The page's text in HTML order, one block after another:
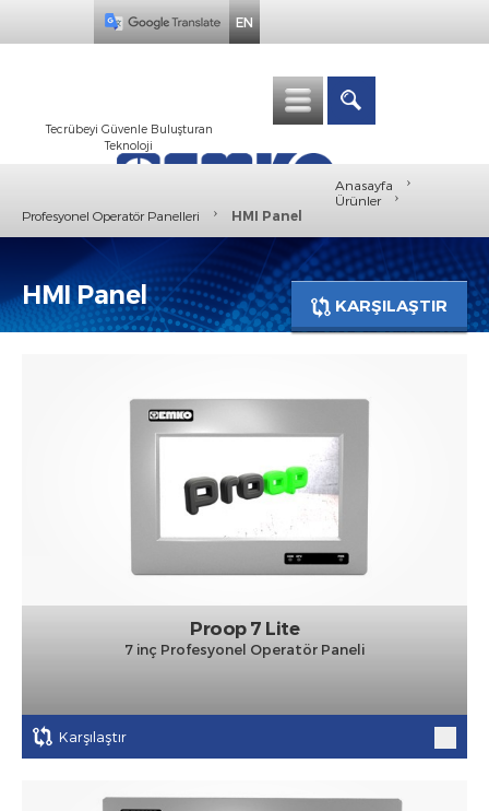
EN
Tecrübeyi Güvenle Buluşturan
Teknoloji
Anasayfa ›
Ürünler ›
Profesyonel Operatör Panelleri › HMI Panel
KARŞILAŞTIR
HMI Panel
Proop 7 Lite
7 inç Profesyonel Operatör Paneli
Karşılaştır